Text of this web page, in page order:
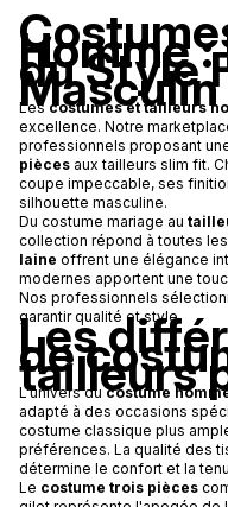
Homme
du Style
Masculin
Les costumes et tailleurs
excellence. Notre
professionnels proposant
pièces aux tailleurs slim fit.
coupe impeccable, ses
silhouette masculine.
Du costume mariage au
collection répond à toutes
laine offrent une élégance
modernes apportent une
Nos professionnels
garantir qualité et style.
Les
de
tailleurs
L'univers ducostume
adapté à des occasions
costume classique plus
préférences. La qualité des
détermine le confort et la
Le costume trois pièces